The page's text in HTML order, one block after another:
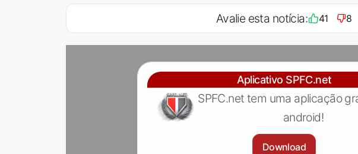
Avalie esta notícia: 41 8
Aplicativo SPFC.net
SPFC.net tem uma aplicação
android!
Download